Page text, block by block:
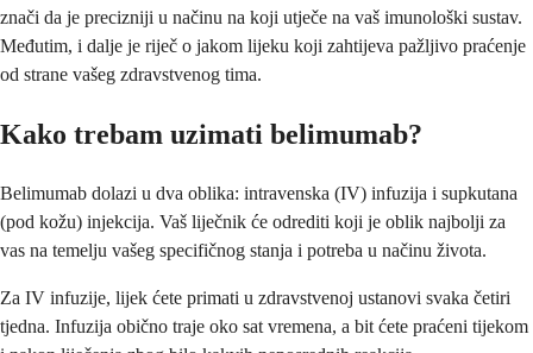
znači da je precizniji u načinu na koji utječe na vaš imunološki sustav.
Međutim, i dalje je riječ o jakom lijeku koji zahtijeva pažljivo praćenje
od strane vašeg zdravstvenog tima.
Kako trebam uzimati belimumab?
Belimumab dolazi u dva oblika: intravenska (IV) infuzija i supkutana
(pod kožu) injekcija. Vaš liječnik će odrediti koji je oblik najbolji za
vas na temelju vašeg specifičnog stanja i potreba u načinu života.
Za IV infuzije, lijek ćete primati u zdravstvenoj ustanovi svaka četiri
tjedna. Infuzija obično traje oko sat vremena, a bit ćete praćeni tijekom